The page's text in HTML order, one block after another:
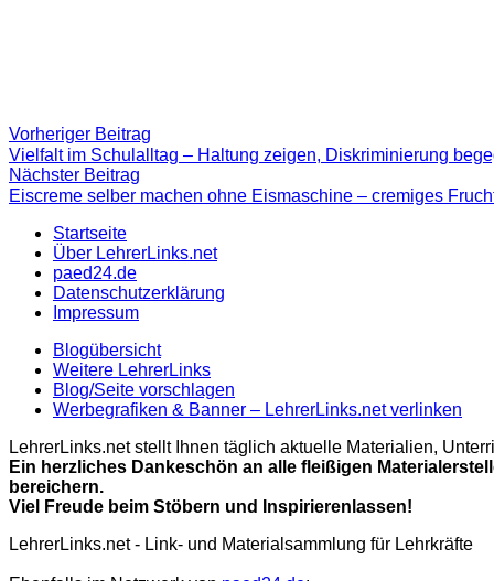
Beitragsnavigation
Vorheriger Beitrag
Beitrag:
Vielfalt im Schulalltag – Haltung zeigen, Diskriminierung
Nächster Beitrag
Beitrag
Eiscreme selber machen ohne Eismaschine – cremiges
Startseite
Über LehrerLinks.net
paed24.de
Datenschutzerklärung
Impressum
Blogübersicht
Weitere LehrerLinks
Blog/Seite vorschlagen
Werbegrafiken & Banner – LehrerLinks.net verlinken
LehrerLinks.net stellt Ihnen täglich aktuelle Materialien,
Ein herzliches Dankeschön an alle fleißigen
bereichern.
Viel Freude beim Stöbern und Inspirierenlassen!
LehrerLinks.net - Link- und Materialsammlung für Lehrkräfte